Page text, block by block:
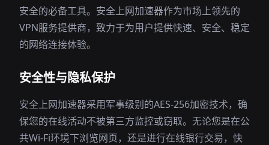
安全的必备工具。安全上网加速器作为市场上领先的
VPN服务提供商，致力于为用户提供快速、安全、稳定
的网络连接体验。
安全性与隐私保护
安全上网加速器采用军事级别的AES-256加密技术，确
保您的在线活动不被第三方监控或窃取。无论您是在公
共Wi-Fi环境下浏览网页，还是进行在线银行交易，快